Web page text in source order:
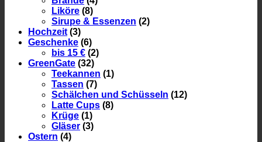
Liköre (8)
Sirupe & Essenzen (2)
Hochzeit (3)
Geschenke (6)
bis 15 € (2)
GreenGate (32)
Teekannen (1)
Tassen (7)
Schälchen und Schüsseln (12)
Latte Cups (8)
Krüge (1)
Gläser (3)
Ostern (4)